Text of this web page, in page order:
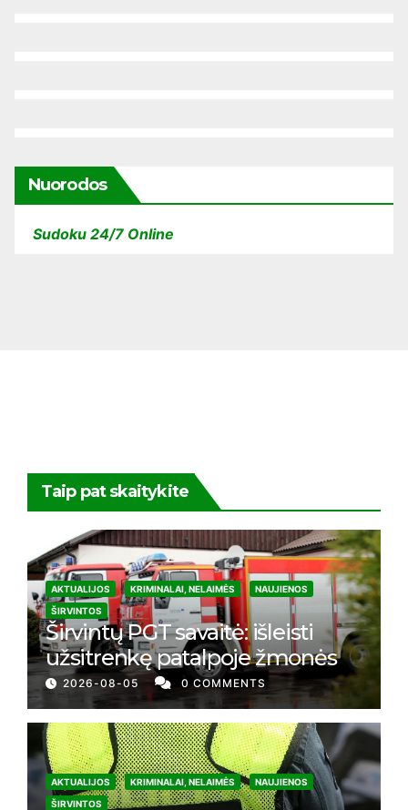
Nuorodos
Sudoku 24/7 Online
Taip pat skaitykite
AKTUALIJOS KRIMINALAI, NELAIMĖS
NAUJIENOS
ŠIRVINTOS
Širvintų PGT savaitė: išleisti
užsitrenkę patalpoje žmonės
2026-08-05 0 COMMENTS
AKTUALIJOS KRIMINALAI, NELAIMĖS
NAUJIENOS
ŠIRVINTOS